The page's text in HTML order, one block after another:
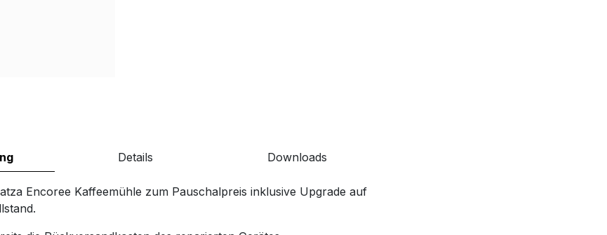
Details Downloads
Encoree Kaffeemühle zum Pauschalpreis inklusive Upgrade auf